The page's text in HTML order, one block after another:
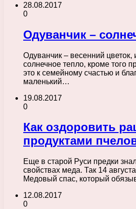
28.08.2017
0
Одуванчик –
Одуванчик – весенний
солнечное тепло, кроме того
это к семейному счастью и
маленький…
19.08.2017
0
Как оздоровить
продуктами
Еще в старой Руси предки
свойствах меда. Так 14
Медовый спас, который
12.08.2017
0